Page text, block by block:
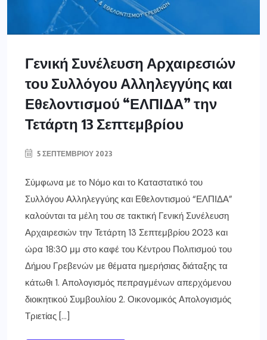
Γενική Συνέλευση Αρχαιρεσιών
του Συλλόγου Αλληλεγγύης και
Εθελοντισμού “ΕΛΠΙΔΑ” την
Τετάρτη 13 Σεπτεμβρίου
5 ΣΕΠΤΕΜΒΡΊΟΥ 2023
Σύμφωνα με το Νόμο και το Καταστατικό του
Συλλόγου Αλληλεγγύης και Εθελοντισμού “ΕΛΠΙΔΑ”
καλούνται τα μέλη του σε τακτική Γενική Συνέλευση
Αρχαιρεσιών την Τετάρτη 13 Σεπτεμβρίου 2023 και
ώρα 18:30 μμ στο καφέ του Κέντρου Πολιτισμού του
Δήμου Γρεβενών με θέματα ημερήσιας διάταξης τα
κάτωθι 1. Απολογισμός πεπραγμένων απερχόμενου
διοικητικού Συμβουλίου 2. Οικονομικός Απολογισμός
Τριετίας […]